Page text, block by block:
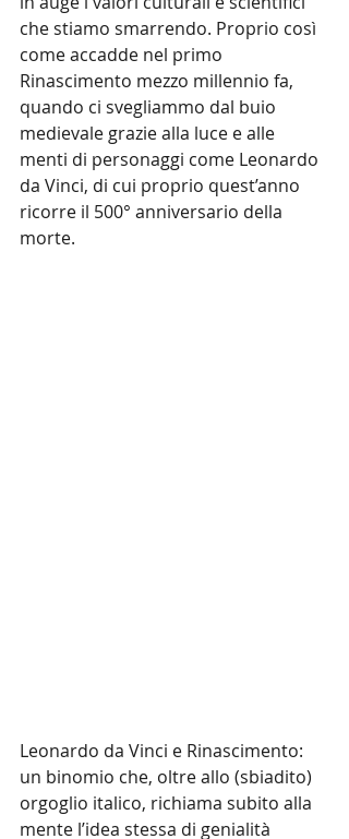
che stiamo smarrendo. Proprio così
come accadde nel primo
Rinascimento mezzo millennio fa,
quando ci svegliammo dal buio
medievale grazie alla luce e alle
menti di personaggi come Leonardo
da Vinci, di cui proprio quest’anno
ricorre il 500° anniversario della
morte.
Leonardo da Vinci e Rinascimento:
un binomio che, oltre allo (sbiadito)
orgoglio italico, richiama subito alla
mente l’idea stessa di genialità